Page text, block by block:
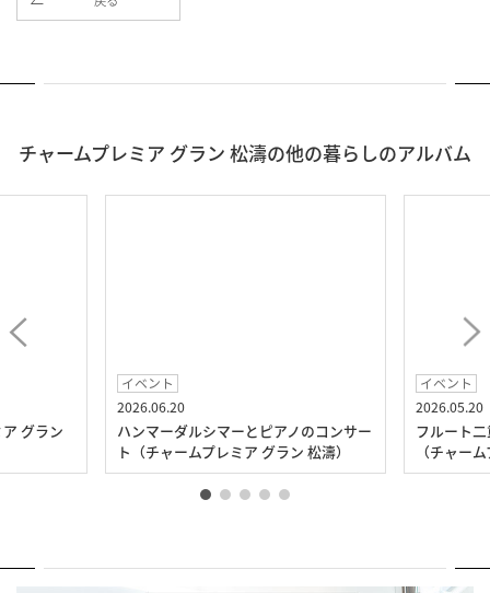
チャームプレミア グラン 松濤の他の暮らしのアルバム
グラン
イベント
2026.06.20
ハンマーダルシマーとピアノのコンサー
ト（チャームプレミア グラン 松濤）
イベント
2026.05.20
フルート
（チャー